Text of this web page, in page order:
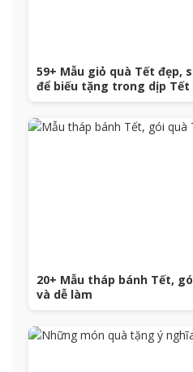
59+ Mẫu giỏ quà Tết đẹp,
để biếu tặng trong dịp Tết
20+ Mẫu tháp bánh Tết,
và dễ làm